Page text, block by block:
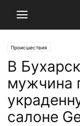
Происшествия
В
мужчина
салоне